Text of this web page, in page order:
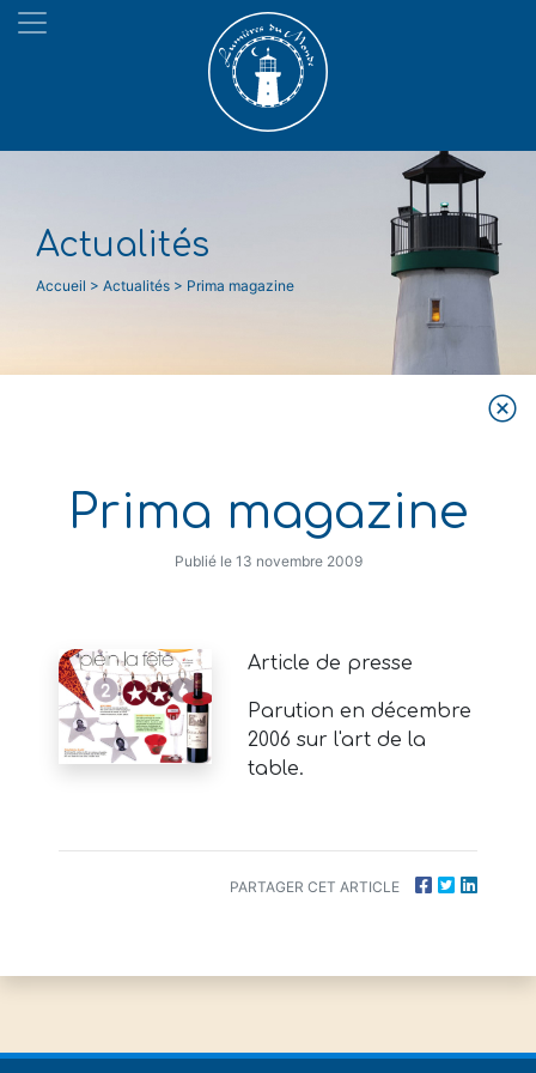
Actualités
Accueil > Actualités > Prima magazine
Prima magazine
Publié le 13 novembre 2009
Article de presse
Parution en décembre
2006 sur l'art de la
table.
PARTAGER CET ARTICLE